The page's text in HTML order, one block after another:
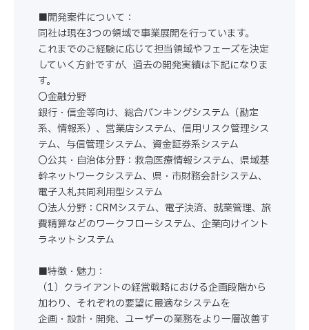
■開発案件について：
同社は現在3つの領域で事業展開を行っています。
これまでのご経験に応じて担当領域やフェーズを決定
していく方針ですが、過去の開発実績は下記になりま
す。
〇金融分野
銀行・信金等向け、総合バンキングシステム（勘定
系、情報系）、営業店システム、信用リスク管理シス
テム、与信管理システム、資金証券系システム
〇公共・自治体分野：救急医療情報システム、県域基
幹ネットワークシステム、県・市財務会計システム、
電子入札共同利用型システム
〇法人分野：CRMシステム、電子決済、就業管理、旅
費精算などのワークフローシステム、企業向けイント
ラネットシステム
■特徴・魅力：
（1）クライアントの経営戦略における企画段階から
加わり、それぞれの要望に最適なシステムを
企画・設計・開発、ユーザーの業務をより一層改善す